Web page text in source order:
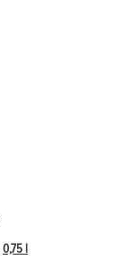
0,75 l